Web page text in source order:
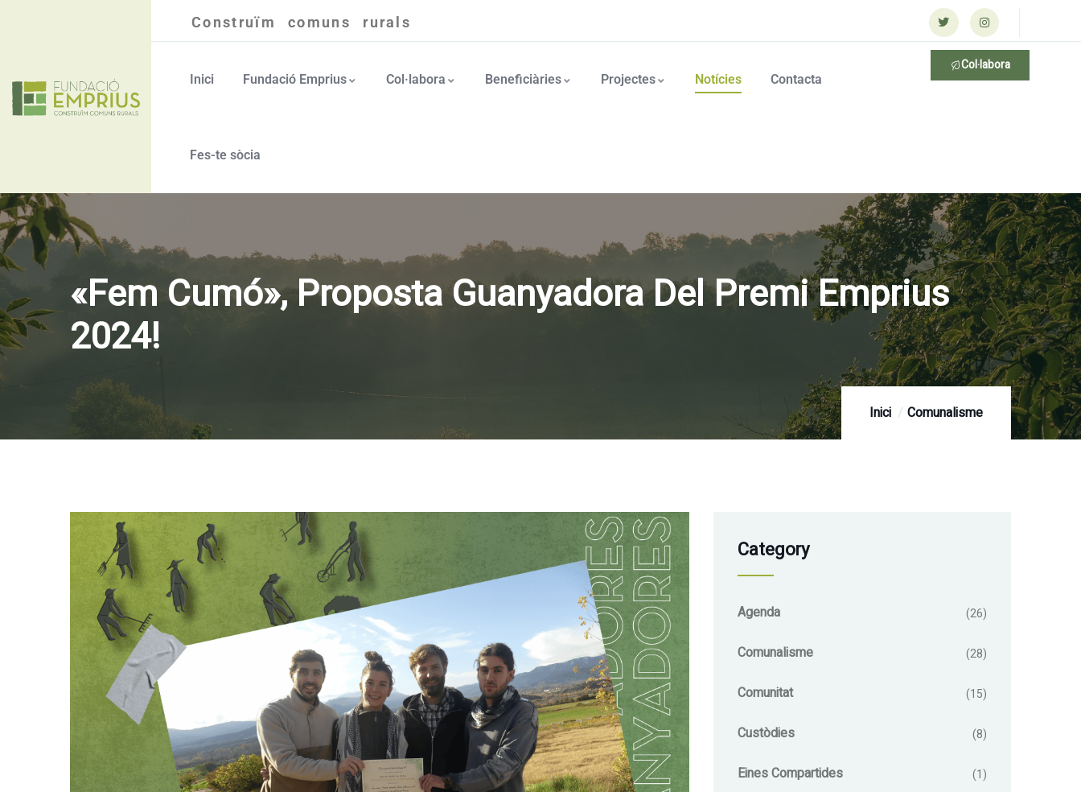
Construïm comuns rurals
Inici Fundació Emprius Col·labora Beneficiàries Projectes Notícies Contacta
Fes-te sòcia
Col·labora
«Fem Cumó», Proposta Guanyadora Del Premi Emprius
2024!
Inici Comunalisme
Category
Agenda (26)
Comunalisme (28)
Comunitat (15)
Custòdies (8)
Eines Compartides (1)